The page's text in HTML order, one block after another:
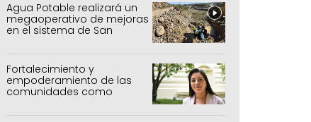
Agua Potable realizará un
megaoperativo de mejoras
en el sistema de San
Fortalecimiento y
empoderamiento de las
comunidades como